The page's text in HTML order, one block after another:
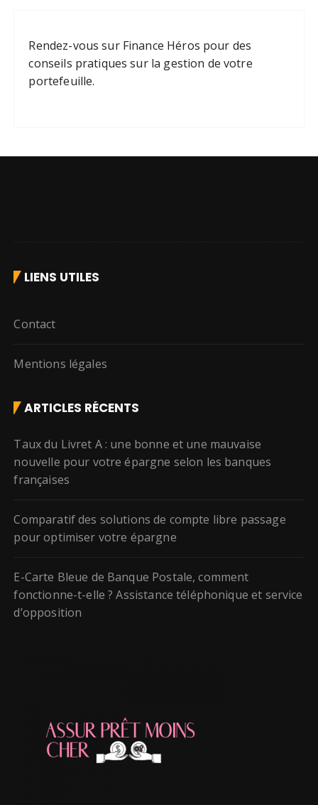
Rendez-vous sur Finance Héros pour des
conseils pratiques sur la gestion de votre
portefeuille.
LIENS UTILES
Contact
Mentions légales
ARTICLES RÉCENTS
Taux du Livret A : une bonne et une mauvaise
nouvelle pour votre épargne selon les banques
françaises
Comparatif des solutions de compte libre passage
pour optimiser votre épargne
E-Carte Bleue de Banque Postale, comment
fonctionne-t-elle ? Assistance téléphonique et service
d’opposition